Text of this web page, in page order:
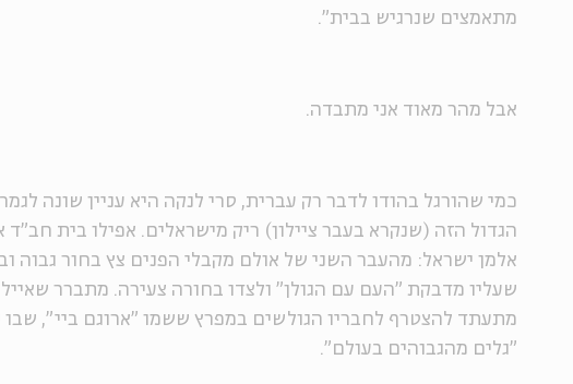
מתאמצים שנרגיש בבית".
אבל מהר מאוד אני מתבדה.
כמי שהורגל בהודו לדבר רק עברית, סרי לנקה היא עניין שונה
הגדול הזה (שנקרא בעבר ציילון) ריק מישראלים. אפילו בית חב"ד
אלמן ישראל: מהעבר השני של אולם מקבלי הפנים צץ בחור גבוה
שעליו מדבקת "העם עם הגולן" ולצדו בחורה צעירה. מתברר
מתעתד להצטרף לחבריו הגולשים במפרץ ששמו "ארוגם ביי", שבו
"גלים מהגבוהים בעולם".